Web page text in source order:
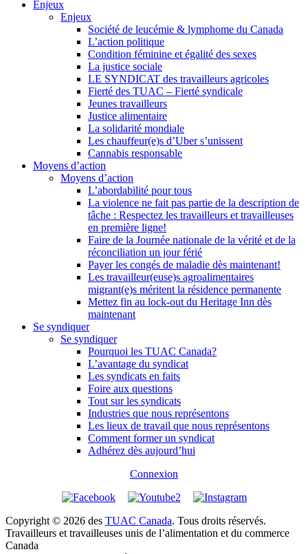
Enjeux
Enjeux
Société de leucémie & lymphome du Canada
L’action politique
Condition féminine et égalité des sexes
La justice sociale
LE SYNDICAT des travailleurs agricoles
Fierté des TUAC – Fierté syndicale
Jeunes travailleurs
Justice alimentaire
La solidarité mondiale
Les chauffeur(e)s d’Uber s’unissent
Cannabis responsable
Moyens d’action
Moyens d’action
L’abordabilité pour tous
La violence ne fait pas partie de la description de
tâche : Respectez les travailleurs et travailleuses
en première ligne!
Faire de la Journée nationale de la vérité et de la
réconciliation un jour férié
Payer les congés de maladie dès maintenant!
Les travailleur(euse)s agroalimentaires
migrant(e)s méritent la résidence permanente
Mettez fin au lock-out du Heritage Inn dès
maintenant
Se syndiquer
Se syndiquer
Pourquoi les TUAC Canada?
L’avantage du syndicat
Les syndicats en faits
Foire aux questions
Tout sur les syndicats
Industries que nous représentons
Les lieux de travail que nous représentons
Comment former un syndicat
Adhérez dès aujourd’hui
Connexion
Copyright © 2026 des TUAC Canada. Tous droits réservés.
Travailleurs et travailleuses unis de l’alimentation et du commerce
Canada